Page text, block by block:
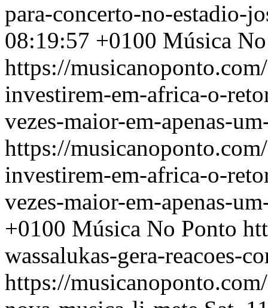
para-concerto-no-estadio-
08:19:57 +0100 Música
https://
investirem-em-africa-o-
vezes-maior-em-apenas-
https://
investirem-em-africa-o-
vezes-maior-em-apenas-
+0100 Música No Ponto
wassalukas-gera-reacoes-
https://